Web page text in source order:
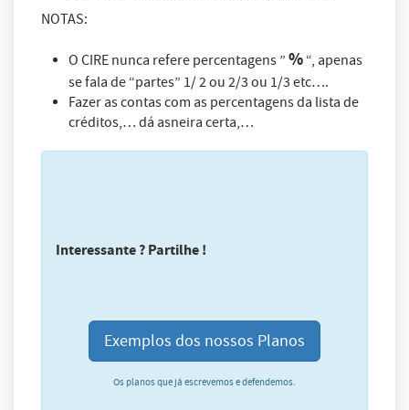
NOTAS:
O CIRE nunca refere percentagens ” % “, apenas
se fala de “partes” 1/ 2 ou 2/3 ou 1/3 etc….
Fazer as contas com as percentagens da lista de
créditos,… dá asneira certa,…
Interessante ? Partilhe !
Exemplos dos nossos Planos
Os planos que já escrevemos e defendemos.